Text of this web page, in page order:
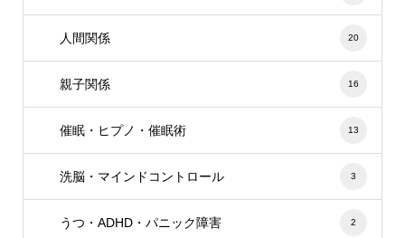
人間関係 20
親子関係 16
催眠・ヒプノ・催眠術 13
洗脳・マインドコントロール 3
うつ・ADHD・パニック障害 2